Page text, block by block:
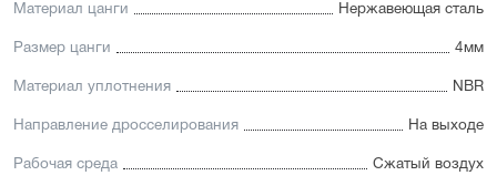
Материал цанги Нержавеющая сталь
Размер цанги 4мм
Материал уплотнения NBR
Направление дросселирования На выходе
Рабочая среда Сжатый воздух